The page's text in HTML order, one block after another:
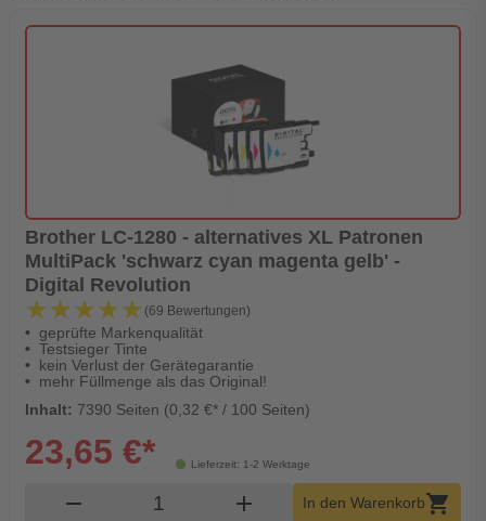
Brother LC-1280 - alternatives XL Patronen
MultiPack 'schwarz cyan magenta gelb' -
Digital Revolution
★★★★★
★★★★★ (69 Bewertungen)
geprüfte Markenqualität
Testsieger Tinte
kein Verlust der Gerätegarantie
mehr Füllmenge als das Original!
Inhalt: 7390 Seiten (0,32 €* / 100 Seiten)
Lieferzeit: 1-2 Werktage
23,65 €*
remove Produkt Warenkorb Menge
add In den Warenkorbshopping_cart